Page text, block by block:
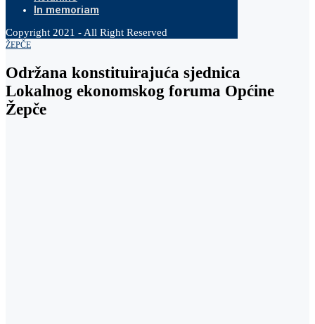
In memoriam
Copyright 2021 - All Right Reserved
ŽEPČE
Održana konstituirajuća sjednica
Lokalnog ekonomskog foruma Općine
Žepče